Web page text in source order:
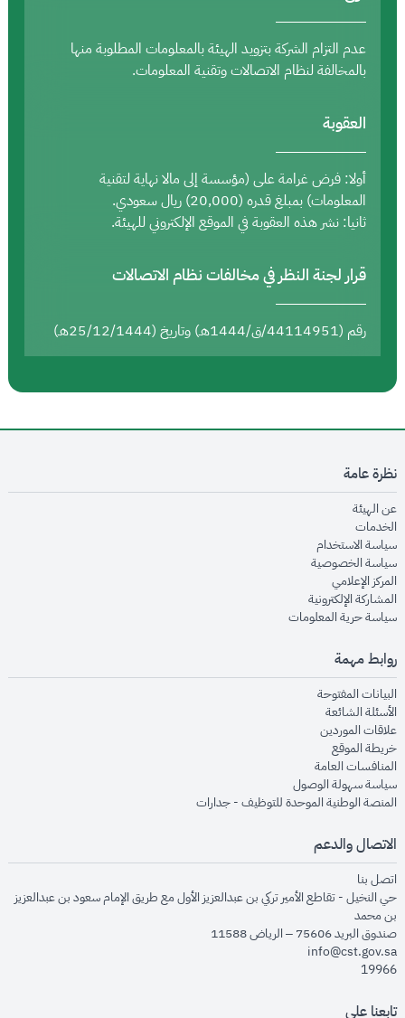
عدم التزام الشركة بتزويد الهيئة بالمعلومات المطلوبة منها
بالمخالفة لنظام الاتصالات وتقنية المعلومات.
العقوبة
أولا: فرض غرامة على (مؤسسة إلى مالا نهاية لتقنية
المعلومات) بمبلغ قدره (20,000) ريال سعودي.
ثانيا: نشر هذه العقوبة في الموقع الإلكتروني للهيئة.
قرار لجنة النظر في مخالفات نظام الاتصالات
رقم (44114951/ق/1444هـ) وتاريخ (25/12/1444هـ)
نظرة عامة
عن الهيئةopens in new window
الخدماتopens in new window
سياسة الاستخدام
سياسة الخصوصيةopens in new window
المركز الإعلاميopens in new window
المشاركة الإلكترونيةopens in new window
سياسة حرية المعلوماتopens in new window
روابط مهمة
البيانات المفتوحةopens in new window
الأسئلة الشائعةopens in new window
علاقات الموردينopens in new window
خريطة الموقعopens in new window
المنافسات العامةopens in new window
سياسة سهولة الوصولopens in new window
المنصة الوطنية الموحدة للتوظيف - جداراتopens in new window
الاتصال والدعم
اتصل بنا
حي النخيل - تقاطع الأمير تركي بن عبدالعزيز الأول مع طريق الإمام سعود بن عبدالعزيز
بن محمد
صندوق البريد 75606 – الرياض 11588
info@cst.gov.sa
19966
تابعنا على